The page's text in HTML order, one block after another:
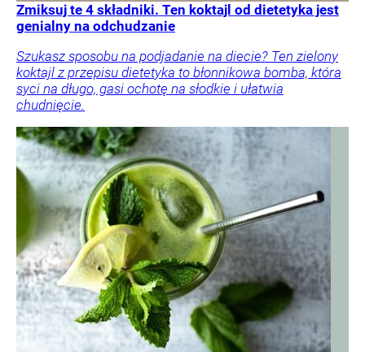
Zmiksuj te 4 składniki. Ten koktajl od dietetyka jest
genialny na odchudzanie
Szukasz sposobu na podjadanie na diecie? Ten zielony
koktajl z przepisu dietetyka to błonnikowa bomba, która
syci na długo, gasi ochotę na słodkie i ułatwia
chudnięcie.